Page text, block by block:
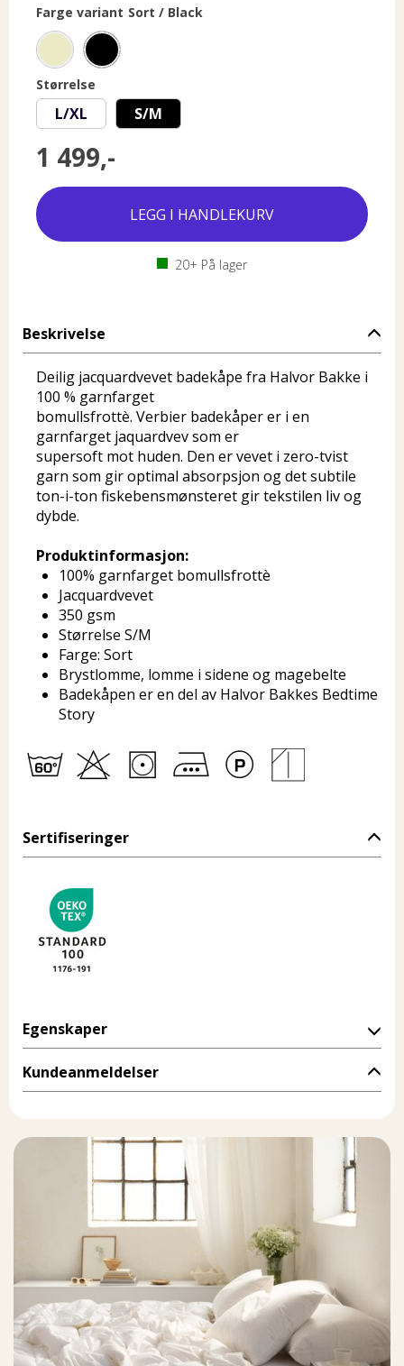
Farge variant Sort / Black
Størrelse
L/XL S/M
1 499,-
20+ På lager
Beskrivelse
Deilig jacquardvevet badekåpe fra Halvor Bakke i
100 % garnfarget
bomullsfrottè. Verbier badekåper er i en
garnfarget jaquardvev som er
supersoft mot huden. Den er vevet i zero-tvist
garn som gir optimal absorpsjon og det subtile
ton-i-ton fiskebensmønsteret gir tekstilen liv og
dybde.
Produktinformasjon:
100% garnfarget bomullsfrottè
Jacquardvevet
350 gsm
Størrelse S/M
Farge: Sort
Brystlomme, lomme i sidene og magebelte
Badekåpen er en del av Halvor Bakkes Bedtime
Story
Sertifiseringer
Egenskaper
Kundeanmeldelser